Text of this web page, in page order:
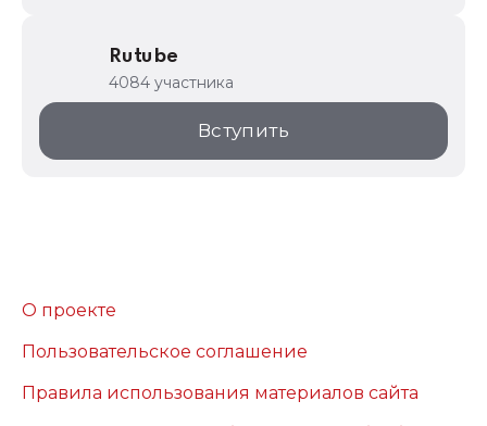
Rutube
4084 участника
Вступить
О проекте
Пользовательское соглашение
Правила использования материалов сайта